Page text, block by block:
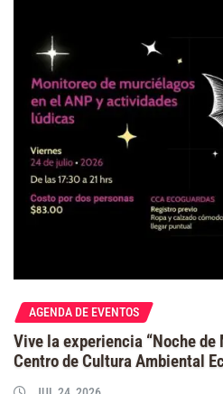
AGENDA DE EVENTOS
Vive la experiencia “Noche de
Centro de Cultura Ambiental